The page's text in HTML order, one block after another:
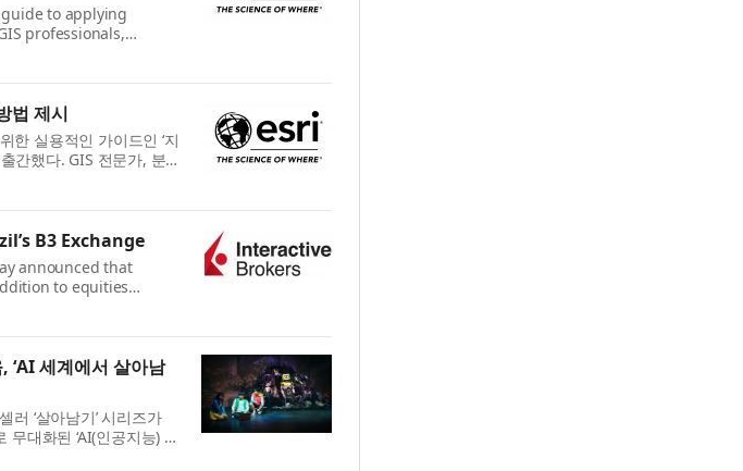
guide to applying
professionals,
법 제시
한 실용적인 가이드인 ‘지
간했다. GIS 전문가, 분
B3 Exchange
announced that
to equities
‘AI 세계에서 살아남
‘살아남기’ 시리즈가
대화된 ‘AI(인공지능) 세